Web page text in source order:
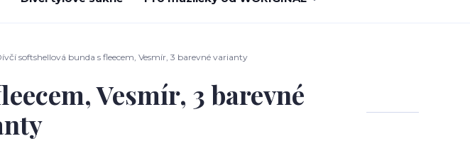
softshellová bunda s fleecem, Vesmír, 3 barevné varianty
Vesmír, 3 barevné